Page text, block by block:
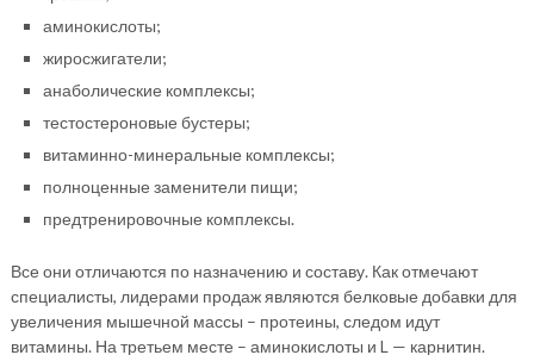
аминокислоты;
жиросжигатели;
анаболические комплексы;
тестостероновые бустеры;
витаминно-минеральные комплексы;
полноценные заменители пищи;
предтренировочные комплексы.
Все они отличаются по назначению и составу. Как отмечают
специалисты, лидерами продаж являются белковые добавки для
увеличения мышечной массы – протеины, следом идут
витамины. На третьем месте – аминокислоты и L — карнитин.